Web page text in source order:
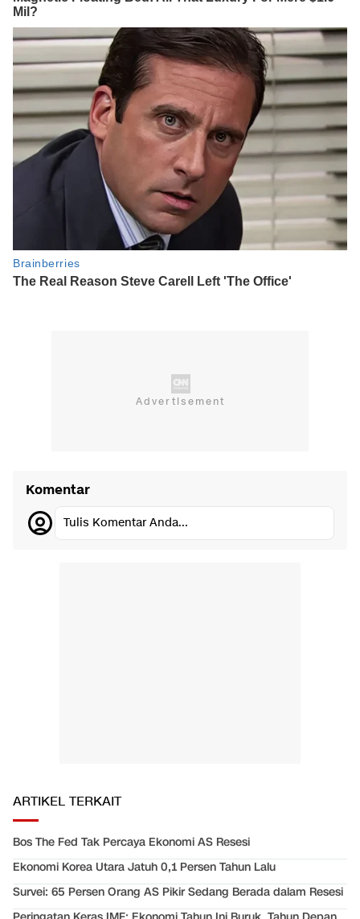
Komentar
Tulis Komentar Anda...
ARTIKEL TERKAIT
Bos The Fed Tak Percaya Ekonomi AS Resesi
Ekonomi Korea Utara Jatuh 0,1 Persen Tahun Lalu
Survei: 65 Persen Orang AS Pikir Sedang Berada dalam Resesi